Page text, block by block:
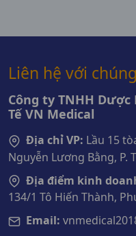
Liên hệ với
Công ty TNHH Dược
Tế VN Medical
Địa chỉ VP: Lầu 15
Nguyễn Lương Bằng, P.
Địa điểm kinh
134/1 Tô Hiến Thành,
Email: